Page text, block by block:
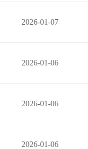
2026-01-07
2026-01-06
2026-01-06
2026-01-06